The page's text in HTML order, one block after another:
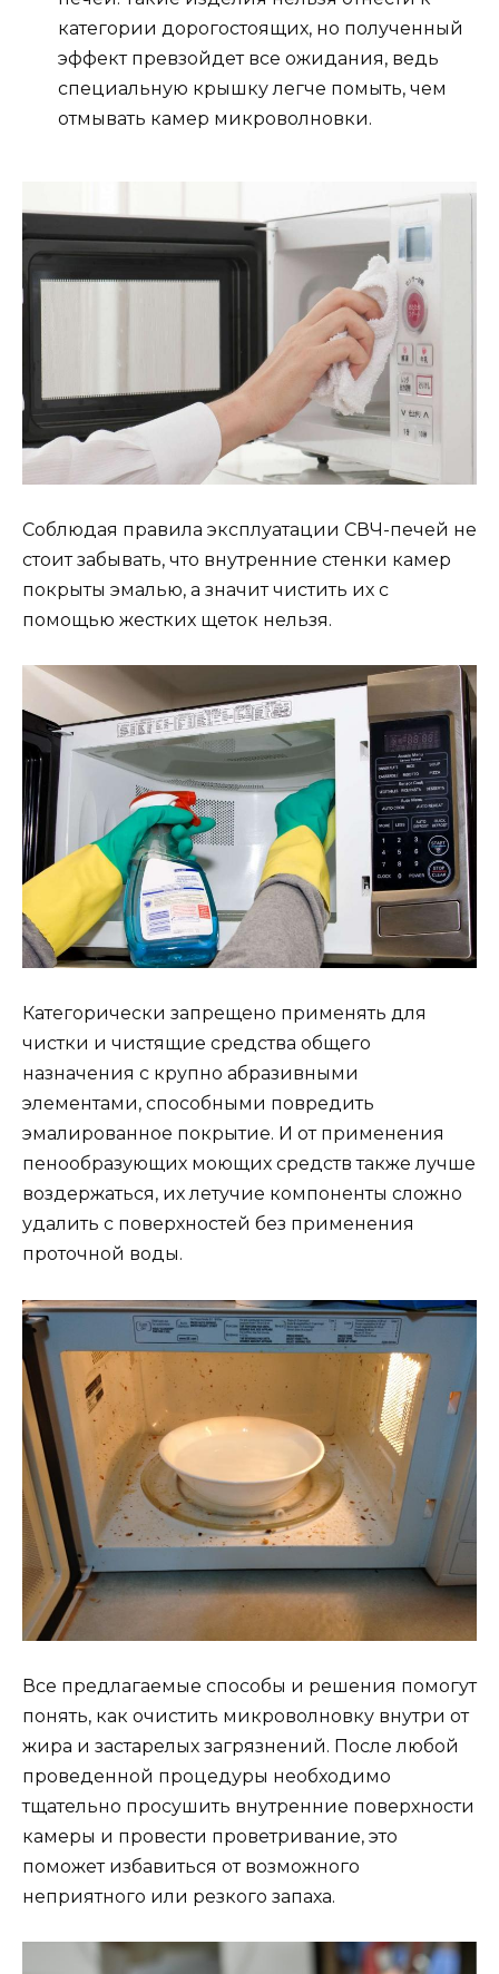
категории дорогостоящих, но полученный
эффект превзойдет все ожидания, ведь
специальную крышку легче помыть, чем
отмывать камер микроволновки.
Соблюдая правила эксплуатации СВЧ-печей не
стоит забывать, что внутренние стенки камер
покрыты эмалью, а значит чистить их с
помощью жестких щеток нельзя.
Категорически запрещено применять для
чистки и чистящие средства общего
назначения с крупно абразивными
элементами, способными повредить
эмалированное покрытие. И от применения
пенообразующих моющих средств также лучше
воздержаться, их летучие компоненты сложно
удалить с поверхностей без применения
проточной воды.
Все предлагаемые способы и решения помогут
понять, как очистить микроволновку внутри от
жира и застарелых загрязнений. После любой
проведенной процедуры необходимо
тщательно просушить внутренние поверхности
камеры и провести проветривание, это
поможет избавиться от возможного
неприятного или резкого запаха.